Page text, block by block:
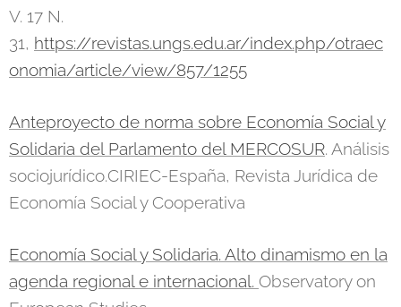
V. 17 N.
31, https://revistas.ungs.edu.ar/index.php/otraec
onomia/article/view/857/1255
Anteproyecto de norma sobre Economía Social y
Solidaria del Parlamento del MERCOSUR. Análisis
sociojurídico.CIRIEC-España, Revista Jurídica de
Economía Social y Cooperativa
Economía Social y Solidaria. Alto dinamismo en la
agenda regional e internacional. Observatory on